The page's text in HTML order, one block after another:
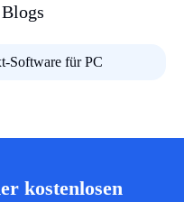
Software für PC
kostenlosen